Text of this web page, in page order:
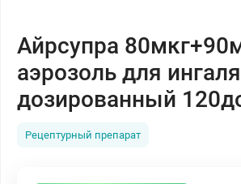
Айрсупра
аэрозоль для
дозированный
Рецептурный препарат